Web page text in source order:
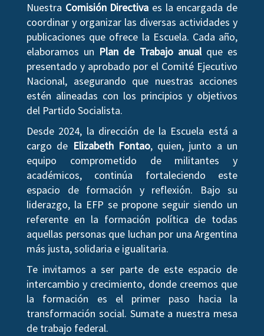
Nuestra Comisión Directiva es la encargada de
coordinar y organizar las diversas actividades y
publicaciones que ofrece la Escuela. Cada año,
elaboramos un Plan de Trabajo anualque es
presentado y aprobado por el Comité Ejecutivo
Nacional, asegurando que nuestras acciones
estén alineadas con los principios y objetivos
del Partido Socialista.
Desde 2024, la dirección de la Escuela está a
cargo de Elizabeth Fontao, quien, junto a un
equipo comprometido de militantes y
académicos, continúa fortaleciendo este
espacio de formación y reflexión. Bajo su
liderazgo, la EFP se propone seguir siendo un
referente en la formación política de todas
aquellas personas que luchan por una Argentina
más justa, solidaria e igualitaria.
Te invitamos a ser parte de este espacio de
intercambio y crecimiento, donde creemos que
la formación es el primer paso hacia la
transformación social. Sumate a nuestra mesa
de trabajo federal.